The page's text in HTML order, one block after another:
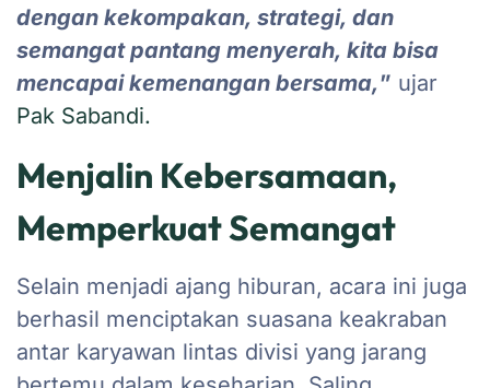
dengan kekompakan, strategi, dan
semangat pantang menyerah, kita bisa
mencapai kemenangan bersama,” ujar
Pak Sabandi.
Menjalin Kebersamaan,
Memperkuat Semangat
Selain menjadi ajang hiburan, acara ini juga
berhasil menciptakan suasana keakraban
antar karyawan lintas divisi yang jarang